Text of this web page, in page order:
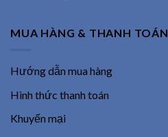
MUA HÀNG & THANH TOÁN
Hướng dẫn mua hàng
Hình thức thanh toán
Khuyến mại